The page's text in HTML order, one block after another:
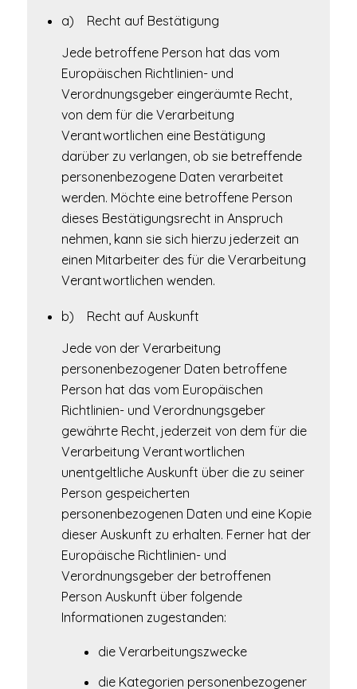
a) Recht auf Bestätigung
Jede betroffene Person hat das vom
Europäischen Richtlinien- und
Verordnungsgeber eingeräumte Recht,
von dem für die Verarbeitung
Verantwortlichen eine Bestätigung
darüber zu verlangen, ob sie betreffende
personenbezogene Daten verarbeitet
werden. Möchte eine betroffene Person
dieses Bestätigungsrecht in Anspruch
nehmen, kann sie sich hierzu jederzeit an
einen Mitarbeiter des für die Verarbeitung
Verantwortlichen wenden.
b) Recht auf Auskunft
Jede von der Verarbeitung
personenbezogener Daten betroffene
Person hat das vom Europäischen
Richtlinien- und Verordnungsgeber
gewährte Recht, jederzeit von dem für die
Verarbeitung Verantwortlichen
unentgeltliche Auskunft über die zu seiner
Person gespeicherten
personenbezogenen Daten und eine Kopie
dieser Auskunft zu erhalten. Ferner hat der
Europäische Richtlinien- und
Verordnungsgeber der betroffenen
Person Auskunft über folgende
Informationen zugestanden:
die Verarbeitungszwecke
die Kategorien personenbezogener